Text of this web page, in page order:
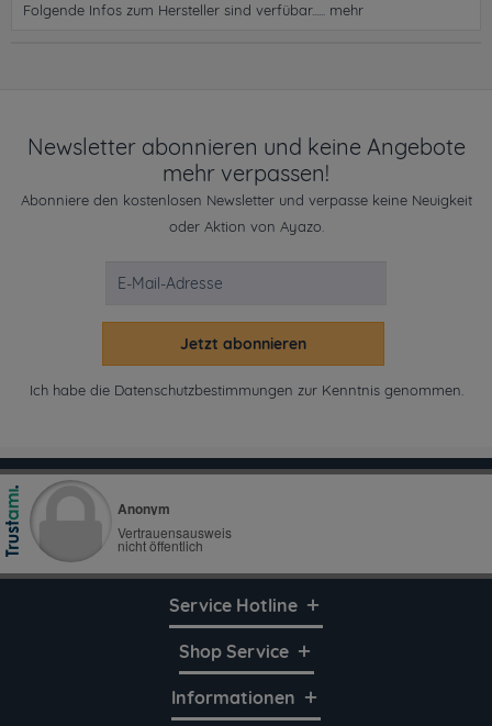
Folgende Infos zum Hersteller sind verfübar...... mehr
Newsletter abonnieren und keine Angebote
mehr verpassen!
Abonniere den kostenlosen Newsletter und verpasse keine Neuigkeit
oder Aktion von Ayazo.
Jetzt abonnieren
Ich habe die Datenschutzbestimmungen zur Kenntnis genommen.
Service Hotline
Shop Service
Informationen